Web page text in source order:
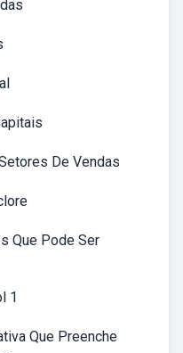
De Vendas
Que Pode Ser
1
Que Preenche